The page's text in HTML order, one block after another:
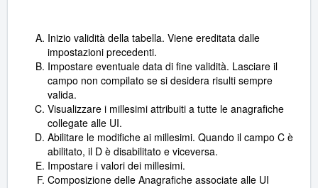
Inizio validità della tabella. Viene ereditata dalle
impostazioni precedenti.
Impostare eventuale data di fine validità. Lasciare il
campo non compilato se si desidera risulti sempre
valida.
Visualizzare i millesimi attribuiti a tutte le anagrafiche
collegate alle UI.
Abilitare le modifiche ai millesimi. Quando il campo C è
abilitato, il D è disabilitato e viceversa.
Impostare i valori dei millesimi.
Composizione delle Anagrafiche associate alle UI